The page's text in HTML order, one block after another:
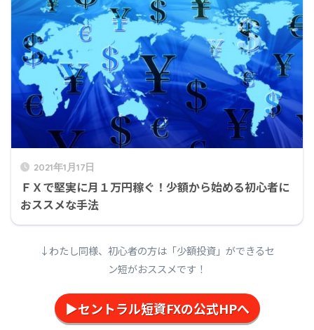
2021年1月17日
ＦＸで堅実に月１万円稼ぐ！少額から始める初心者に
おススメな手法
↓わたし同様、初心者の方は「少額投資」ができるセ
ン短がおススメです！
▶セントラル短資FXの公式HPへ